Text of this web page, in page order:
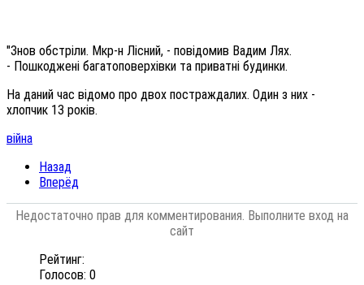
"Знов обстріли. Мкр-н Лісний, - повідомив Вадим Лях.
- Пошкоджені багатоповерхівки та приватні будинки.
На даний час відомо про двох постраждалих. Один з них -
хлопчик 13 років.
війна
Назад
Вперёд
Недостаточно прав для комментирования. Выполните вход на
сайт
Рейтинг:
Голосов: 0